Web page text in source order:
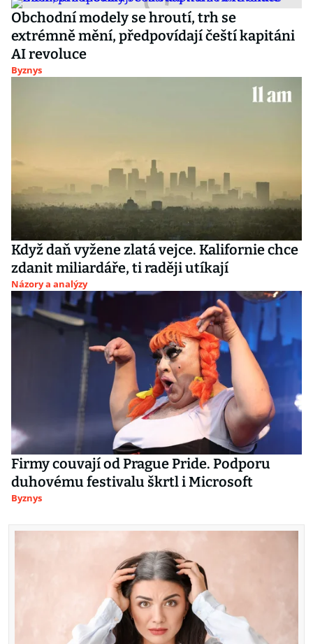
Obchodní modely se hroutí, trh se
extrémně mění, předpovídají čeští kapitáni
AI revoluce
Byznys
Když daň vyžene zlatá vejce. Kalifornie chce
zdanit miliardáře, ti raději utíkají
Názory a analýzy
Firmy couvají od Prague Pride. Podporu
duhovému festivalu škrtl i Microsoft
Byznys